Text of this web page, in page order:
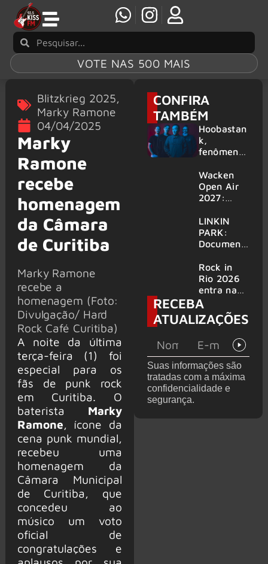
VOTE NAS 500 MAIS
Blitzkrieg 2025,
Marky Ramone
04/04/2025
Marky
Ramone
recebe
homenagem
da Câmara
de Curitiba
Marky Ramone
recebe a
homenagem (Foto:
Divulgação/ Hard
Rock Café Curitiba)
A noite da última
terça-feira (1) foi
especial para os
fãs de punk rock
em Curitiba. O
baterista Marky
Ramone, ícone da
cena punk mundial,
recebeu uma
homenagem da
Câmara Municipal
de Curitiba, que
concedeu ao
músico um voto
oficial de
congratulações e
CONFIRA
TAMBÉM
Hoobastan
k,
fenômeno
rock anos
2000,
volta ao
6 shows
Wacken
Open Air
2027:
amplia
line-up e
já
mais de 50
bandas
LINKIN
PARK:
Document
‘Unshatter’
e álbum ao
vivo são
anunciados
Rock in
Rio 2026
entra na
reta final
com
Cidade do
montagem
acelerada
e line-up
completo
confirmad
RECEBA
ATUALIZAÇÕES
Suas informações são
tratadas com a máxima
confidencialidade e
segurança.